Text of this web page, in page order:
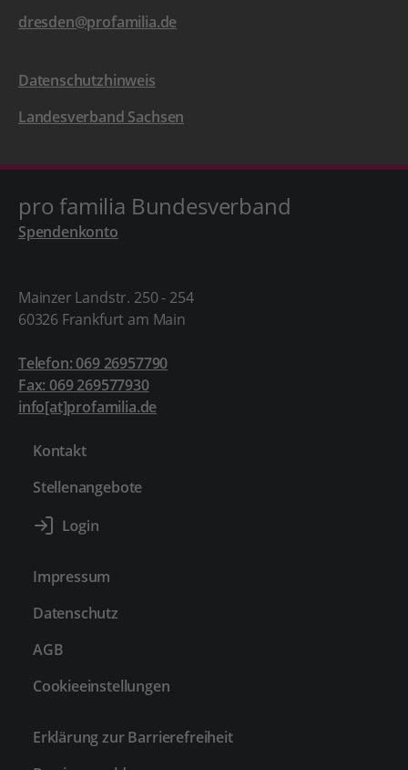
dresden@profamilia.de
Datenschutzhinweis
Landesverband Sachsen
pro familia Bundesverband
Spendenkonto
Mainzer Landstr. 250 - 254
60326 Frankfurt am Main
Telefon: 069 26957790
Fax: 069 269577930
info[at]profamilia.de
Kontakt
Stellenangebote
Impressum
Datenschutz
AGB
Cookieeinstellungen
Erklärung zur Barrierefreiheit